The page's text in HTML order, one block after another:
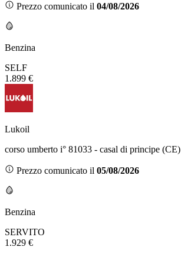
Prezzo comunicato il 04/08/2026
Benzina
SELF
1.899 €
Lukoil
corso umberto i° 81033 - casal di principe (CE)
Prezzo comunicato il 05/08/2026
Benzina
SERVITO
1.929 €